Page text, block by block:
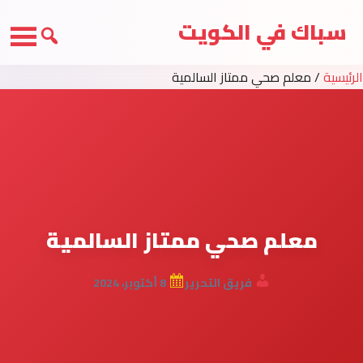
سباك في الكويت
الرئيسية/معلم صحي ممتاز السالمية
معلم صحي ممتاز السالمية
فريق التحرير 8 أكتوبر، 2024